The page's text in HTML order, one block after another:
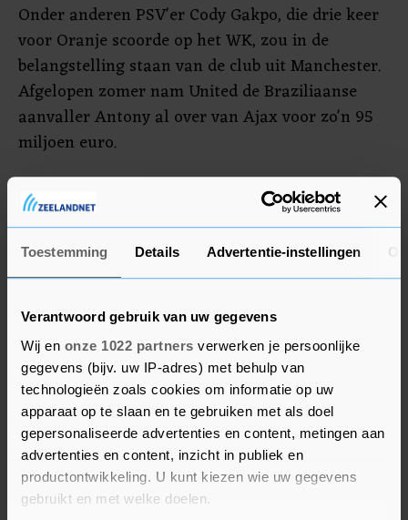
Toestemming Details Advertentie-instellingen
Verantwoord gebruik van uw gegevens
Wij en onze 1022 partners verwerken je persoonlijke
gegevens (bijv. uw IP-adres) met behulp van
technologieën zoals cookies om informatie op uw
apparaat op te slaan en te gebruiken met als doel
gepersonaliseerde advertenties en content, metingen aan
advertenties en content, inzicht in publiek en
productontwikkeling. U kunt kiezen wie uw gegevens
gebruikt en met welke doelen.
Onder anderen PSV'er Cody Gakpo, die drie keer
voor Oranje scoorde op het WK, zou in de
belangstelling staan van de club uit Manchester.
Afgelopen zomer nam United de Braziliaanse
aanvaller Antony al over van Ajax voor zo'n 95
miljoen euro.
United staat vijfde in de Premier League en
hervat het seizoen op 21 december met een
bekerwedstrijd tegen Burnley. Het Engelse
clubvoetbal ligt sinds vorige maand stil vanwege